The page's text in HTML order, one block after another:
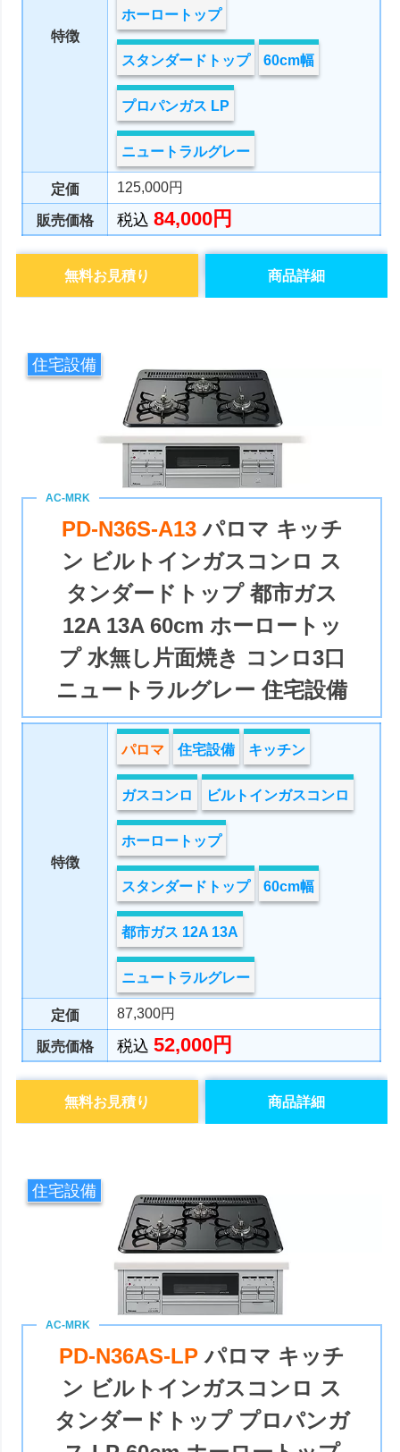
特徴
ホーロートップ
スタンダードトップ 60cm幅
プロパンガス LP
ニュートラルグレー
定価 125,000円
販売価格 税込84,000円
商品詳細
無料お見積り
住宅設備
PD-N36S-A13パロマ キッチ
ン ビルトインガスコンロ ス
タンダードトップ 都市ガス
12A 13A 60cm ホーロートッ
プ 水無し片面焼き コンロ3口
ニュートラルグレー 住宅設備
特徴
パロマ 住宅設備 キッチン
ガスコンロ ビルトインガスコンロ
ホーロートップ
スタンダードトップ 60cm幅
都市ガス 12A 13A
ニュートラルグレー
定価 87,300円
販売価格 税込52,000円
商品詳細
無料お見積り
住宅設備
PD-N36AS-LPパロマ キッチ
ン ビルトインガスコンロ ス
タンダードトップ プロパンガ